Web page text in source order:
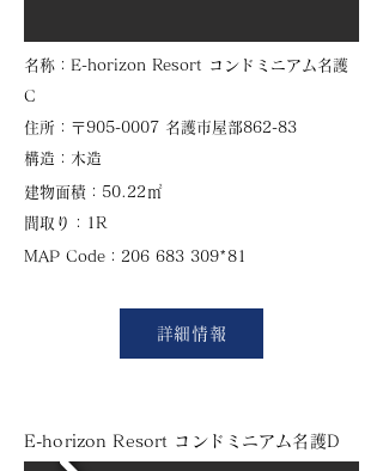
​名称：E-horizon Resort コンドミニアム名護
C
住所：〒905-0007 名護市屋部862-83
​構造：木造
建物面積：50.22㎡
​間取り：1R
​MAP Code：206 683 309*81
詳細情報
E-horizon Resort コンドミニアム名護D